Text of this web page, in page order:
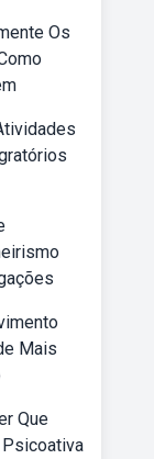
Os
Mais
Que
Psicoativa